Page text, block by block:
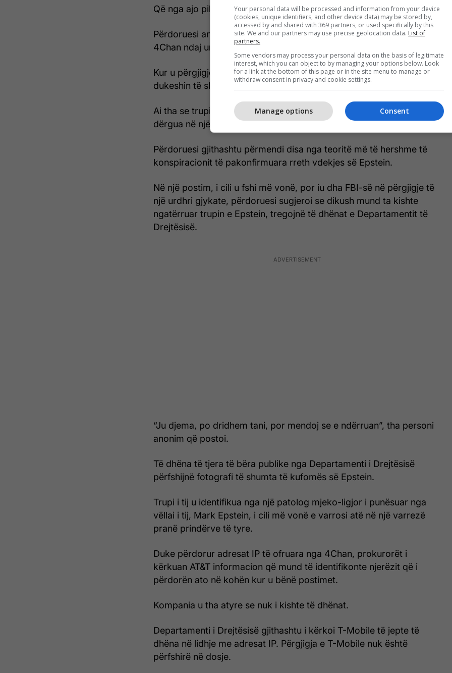
Që nga ajo pikë e tutje, gjurmët humbën, shkruanBusiness Insider.
Përdoruesi anonim postoi gjithsej katër mesazhe, sipas përgjigjes së
4Chan ndaj urdhrit të gjykatës.
Kur u përgjigjej pyetjeve nga përdorues të tjerë, ai dha përgjigje që
dukeshin të shkruara me njohuri të terminologjisë mjekësore.
Ai tha se trupi ishte intubuar, iu dhanë injeksione intravenoze dhe u
dërgua në një dhomë urgjence në Manhattanin e poshtëm.
Përdoruesi gjithashtu përmendi disa nga teoritë më të hershme të
konspiracionit të pakonfirmuara rreth vdekjes së Epstein.
Në një postim, i cili u fshi më vonë, por iu dha FBI-së në përgjigje të
një urdhri gjykate, përdoruesi sugjeroi se dikush mund ta kishte
ngatërruar trupin e Epstein, tregojnë të dhënat e Departamentit të
Drejtësisë.
“Ju djema, po dridhem tani, por mendoj se e ndërruan”, tha personi
anonim që postoi.
Të dhëna të tjera të bëra publike nga Departamenti i Drejtësisë
përfshijnë fotografi të shumta të kufomës së Epstein.
Trupi i tij u identifikua nga një patolog mjeko-ligjor i punësuar nga
vëllai i tij, Mark Epstein, i cili më vonë e varrosi atë në një varrezë
pranë prindërve të tyre.
Duke përdorur adresat IP të ofruara nga 4Chan, prokurorët i
kërkuan AT&T informacion që mund të identifikonte njerëzit që i
përdorën ato në kohën kur u bënë postimet.
Kompania u tha atyre se nuk i kishte të dhënat.
Departamenti i Drejtësisë gjithashtu i kërkoi T-Mobile të jepte të
dhëna në lidhje me adresat IP. Përgjigja e T-Mobile nuk është
përfshirë në dosje.
Your personal data will be processed and information from your device
(cookies, unique identifiers, and other device data) may be stored by,
accessed by and shared with 369 partners, or used specifically by this
site. We and our partners may use precise geolocation data. List of
partners.
Some vendors may process your personal data on the basis of legitimate
interest, which you can object to by managing your options below. Look
for a link at the bottom of this page or in the site menu to manage or
withdraw consent in privacy and cookie settings.
Consent
Manage options